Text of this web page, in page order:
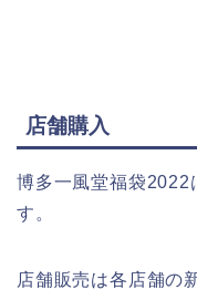
店舗購入
博多一風堂福袋2022
す。
店舗販売は各店舗の